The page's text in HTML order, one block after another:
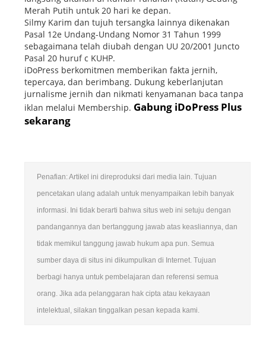
Merah Putih untuk 20 hari ke depan.
Silmy Karim dan tujuh tersangka lainnya dikenakan
Pasal 12e Undang-Undang Nomor 31 Tahun 1999
sebagaimana telah diubah dengan UU 20/2001 Juncto
Pasal 20 huruf c KUHP.
iDoPress berkomitmen memberikan fakta jernih,
tepercaya, dan berimbang. Dukung keberlanjutan
jurnalisme jernih dan nikmati kenyamanan baca tanpa
iklan melalui Membership. Gabung iDoPress Plus
sekarang
Penafian: Artikel ini direproduksi dari media lain. Tujuan
pencetakan ulang adalah untuk menyampaikan lebih banyak
informasi. Ini tidak berarti bahwa situs web ini setuju dengan
pandangannya dan bertanggung jawab atas keasliannya, dan
tidak memikul tanggung jawab hukum apa pun. Semua
sumber daya di situs ini dikumpulkan di Internet. Tujuan
berbagi hanya untuk pembelajaran dan referensi semua
orang. Jika ada pelanggaran hak cipta atau kekayaan
intelektual, silakan tinggalkan pesan kepada kami.